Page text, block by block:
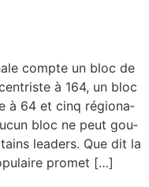
compte un bloc de
à 164, un bloc
à 64 et cinq régio­na­
bloc ne peut gou­
lea­ders. Que dit la
promet […]